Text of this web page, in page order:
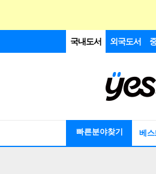
국내도서 외국도서
빠른분야찾기 베스